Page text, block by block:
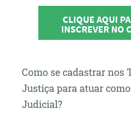
CLIQUE AQUI
INSCREVER NO
Como se cadastrar nos
Justiça para atuar
Judicial?